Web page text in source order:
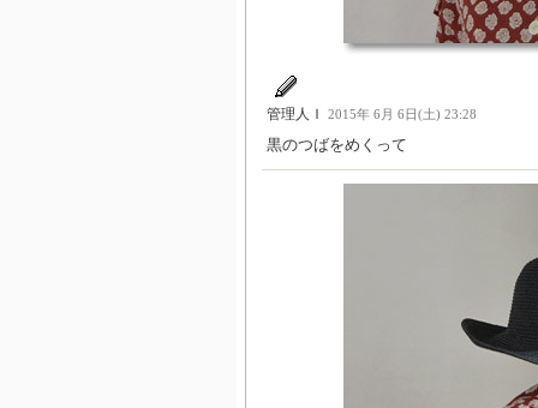
管理人Ｉ 2015年 6月 6日(土) 23:28
黒のつばをめくって